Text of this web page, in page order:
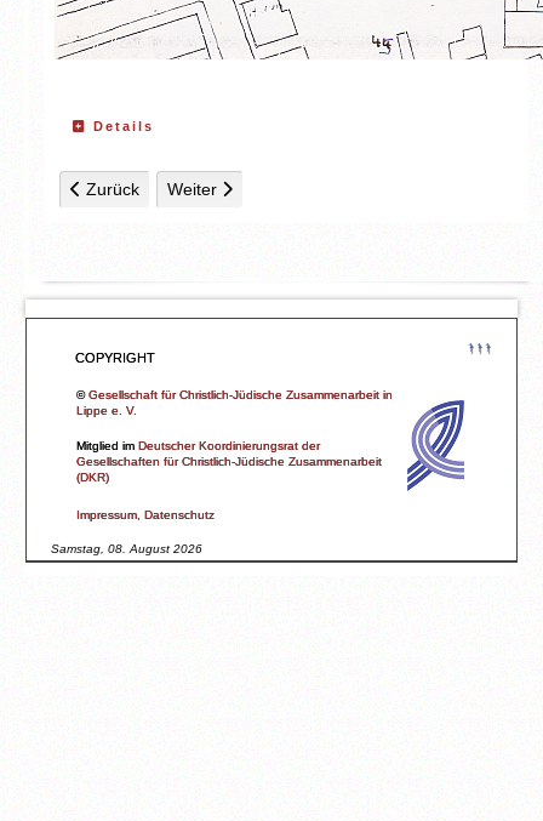
↑↑↑
COPYRIGHT
©Gesellschaft für Christlich-Jüdische Zusammenarbeit in
Lippe e. V.
Mitglied imDeutscher Koordinierungsrat der
Gesellschaften für Christlich-Jüdische Zusammenarbeit
(DKR)
Impressum, Datenschutz
Samstag, 08. August 2026
Details
Vorheriger Beitrag: Karte 3: 1903
Zurück Nächster Beitrag: Karte 5: 1954
Weiter